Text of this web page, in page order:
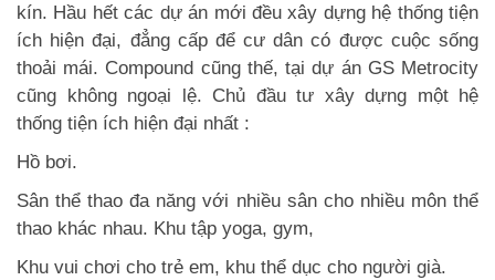
kín. Hầu hết các dự án mới đều xây dựng hệ thống tiện
ích hiện đại, đẳng cấp để cư dân có được cuộc sống
thoải mái. Compound cũng thế, tại dự án GS Metrocity
cũng không ngoại lệ. Chủ đầu tư xây dựng một hệ
thống tiện ích hiện đại nhất :
Hồ bơi.
Sân thể thao đa năng với nhiều sân cho nhiều môn thể
thao khác nhau. Khu tập yoga, gym,
Khu vui chơi cho trẻ em, khu thể dục cho người già.